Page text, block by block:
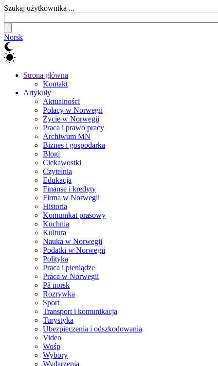
Szukaj użytkownika ...
Norsk
Strona główna
Kontakt
Artykuły
Aktualności
Polacy w Norwegii
Życie w Norwegii
Praca i prawo pracy
Archiwum MN
Biznes i gospodarka
Blogi
Ciekawostki
Czytelnia
Edukacja
Finanse i kredyty
Firma w Norwegii
Historia
Komunikat prasowy
Kuchnia
Kultura
Nauka w Norwegii
Podatki w Norwegii
Polityka
Praca i pieniądze
Praca w Norwegii
På norsk
Rozrywka
Sport
Transport i komunikacja
Turystyka
Ubezpieczenia i odszkodowania
Video
Wośp
Wybory
Wydarzenia